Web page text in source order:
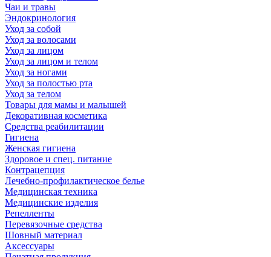
Чаи и травы
Эндокринология
Уход за собой
Уход за волосами
Уход за лицом
Уход за лицом и телом
Уход за ногами
Уход за полостью рта
Уход за телом
Товары для мамы и малышей
Декоративная косметика
Средства реабилитации
Гигиена
Женская гигиена
Здоровое и спец. питание
Контрацепция
Лечебно-профилактическое белье
Медицинская техника
Медицинские изделия
Репелленты
Перевязочные средства
Шовный материал
Аксессуары